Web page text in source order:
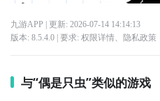
九游APP | 更新: 2026-07-14 14:14:13
版本: 8.5.4.0| 要求: 权限详情、 隐私政策
与“偶是只虫”类似的游戏